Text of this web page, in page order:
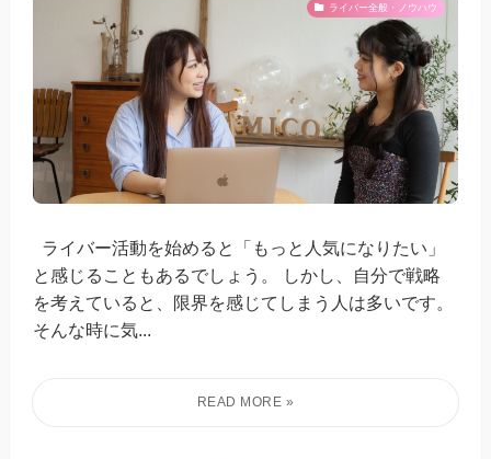
ライバー全般・ノウハウ
ライバー活動を始めると「もっと人気になりたい」
と感じることもあるでしょう。 しかし、自分で戦略
を考えていると、限界を感じてしまう人は多いです。
そんな時に気...